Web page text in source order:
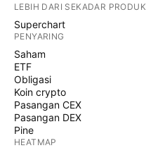
LEBIH DARI SEKADAR PRODUK
Superchart
PENYARING
Saham
ETF
Obligasi
Koin crypto
Pasangan CEX
Pasangan DEX
Pine
HEATMAP